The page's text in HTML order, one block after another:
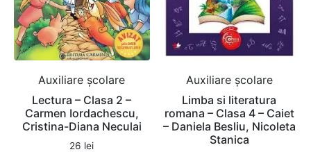
Auxiliare şcolare
Lectura – Clasa 2 –
Carmen Iordachescu,
Cristina-Diana Neculai
26 lei
Auxiliare şcolare
Limba si literatura
romana – Clasa 4 – Caiet
– Daniela Besliu, Nicoleta
Stanica